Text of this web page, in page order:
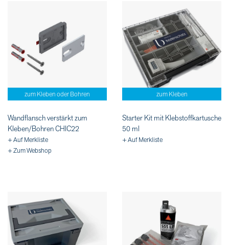
zum Kleben oder Bohren
Wandflansch verstärkt zum
Kleben/Bohren CHIC22
+ Auf Merkliste
+ Zum Webshop
zum Kleben
Starter Kit mit Klebstoffkartusche
50 ml
+ Auf Merkliste